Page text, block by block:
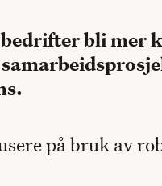
bli mer
på bruk av